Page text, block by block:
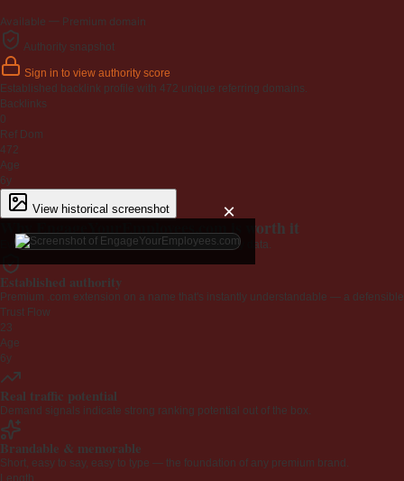
Available — Premium domain
Authority snapshot
Sign in to view authority score
Established backlink profile with 472 unique referring domains.
Backlinks
0
Ref Dom
472
Age
6y
View historical screenshot ×
Why EngageYourEmployees.com is worth it
Every claim below is backed by verified third-party data.
Established authority
Premium .com extension on a name that's instantly understandable — a
Trust Flow
23
Age
6y
Real traffic potential
Demand signals indicate strong ranking potential out of the box.
Brandable & memorable
Short, easy to say, easy to type — the foundation of any premium brand.